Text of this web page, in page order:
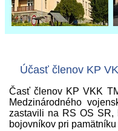
Účasť členov KP
Časť členov KP VKK
Medzinárodného
zastavili na RS OS
bojovníkov pri pamätníku